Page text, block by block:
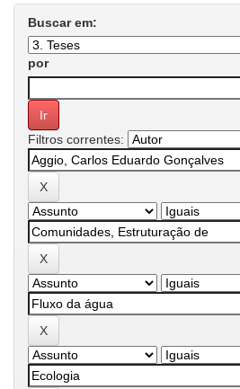
Buscar em:
por
Filtros correntes: